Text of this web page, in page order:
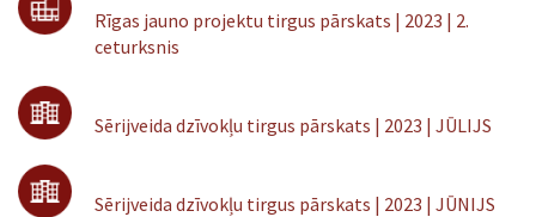
Rīgas jauno projektu tirgus pārskats | 2023 | 2.
ceturksnis
Sērijveida dzīvokļu tirgus pārskats | 2023 | JŪLIJS
Sērijveida dzīvokļu tirgus pārskats | 2023 | JŪNIJS